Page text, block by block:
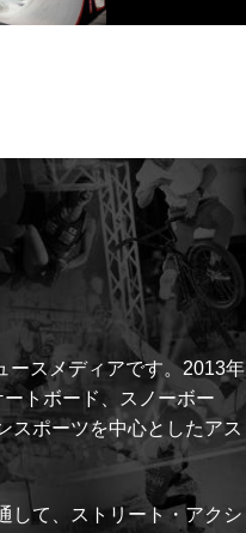
ースメディアです。2013年
トボード、スノーボー
スポーツを中心としたアス
して、ストリート・アクシ